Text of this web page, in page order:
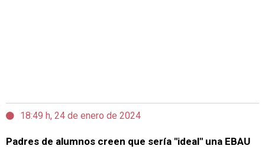
18:49 h, 24 de enero de 2024
Padres de alumnos creen que sería "ideal" una EBAU